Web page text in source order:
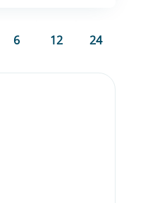
6 12 24